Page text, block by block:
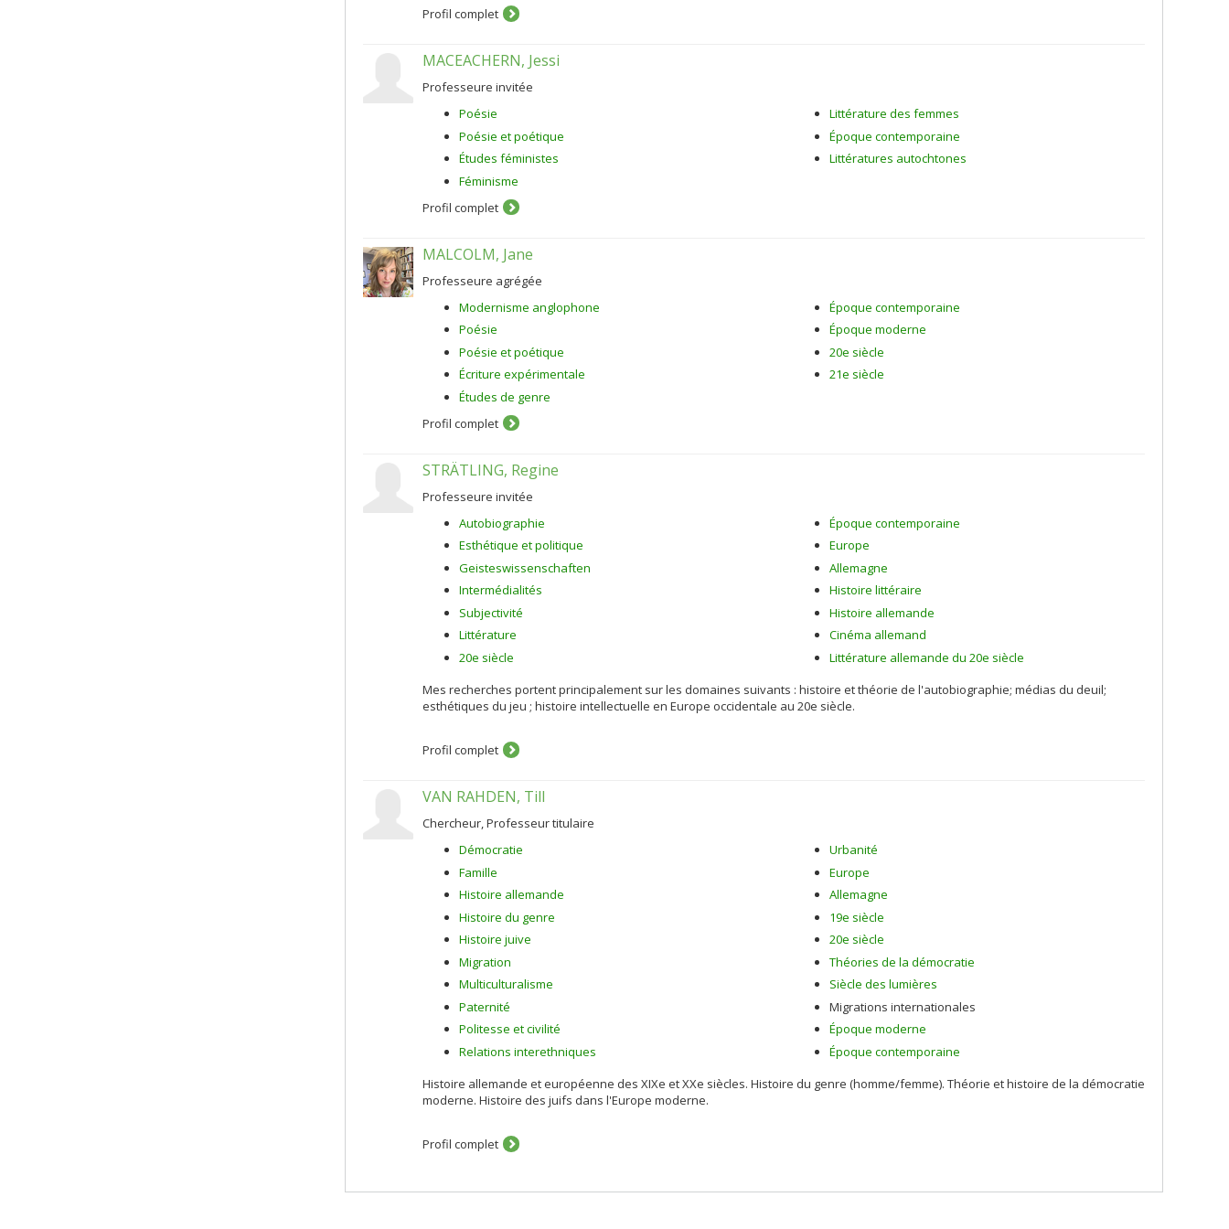
théâtre moderne et postmoderne.
Profil complet
MACEACHERN, Jessi
Professeure invitée
Poésie
Poésie et poétique
Études féministes
Féminisme
Littérature des femmes
Époque contemporaine
Littératures autochtones
Profil complet
MALCOLM, Jane
Professeure agrégée
Modernisme anglophone
Poésie
Poésie et poétique
Écriture expérimentale
Études de genre
Époque contemporaine
Époque moderne
20e siècle
21e siècle
Profil complet
STRÄTLING, Regine
Professeure invitée
Autobiographie
Esthétique et politique
Geisteswissenschaften
Intermédialités
Subjectivité
Littérature
20e siècle
Époque contemporaine
Europe
Allemagne
Histoire littéraire
Histoire allemande
Cinéma allemand
Littérature allemande du 20e siècle
Mes recherches portent principalement sur les domaines suivants : histoire et théorie de l'autobiographie; médias du deuil;
esthétiques du jeu ; histoire intellectuelle en Europe occidentale au 20e siècle.
Profil complet
VAN RAHDEN, Till
Chercheur, Professeur titulaire
Démocratie
Famille
Histoire allemande
Histoire du genre
Histoire juive
Migration
Multiculturalisme
Paternité
Politesse et civilité
Relations interethniques
Urbanité
Europe
Allemagne
19e siècle
20e siècle
Théories de la démocratie
Siècle des lumières
Migrations internationales
Époque moderne
Époque contemporaine
Histoire allemande et européenne des XIXe et XXe siècles. Histoire du genre (homme/femme). Théorie et histoire de la démocratie
moderne. Histoire des juifs dans l'Europe moderne.
Profil complet